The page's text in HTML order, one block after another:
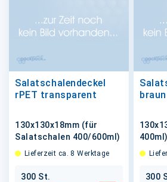
Salatschalendeckel
rPET transparent
130x130x18mm (für
Salatschalen 400/600ml)
Lieferzeit ca. 8 Werktage
300 St.
400ml)
300